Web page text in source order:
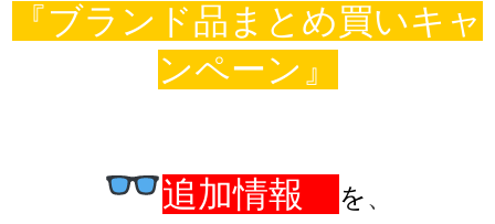
『ブランド品まとめ買いキャ
ンペーン』
追加情報 を、